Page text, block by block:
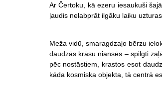
Ar Čertoku, kā ezeru iesaukuši
ļaudis nelabprāt ilgāku laiku
Meža vidū, smaragdzaļo bērzu
daudzās krāsu niansēs – spilgti
pēc nostāstiem, krastos esot
kāda kosmiska objekta, tā centrā